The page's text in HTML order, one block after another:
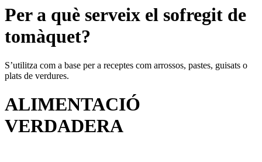
Per a què serveix el sofregit de
tomàquet?
S’utilitza com a base per a receptes com arrossos, pastes, guisats o
plats de verdures.
ALIMENTACIÓ
VERDADERA